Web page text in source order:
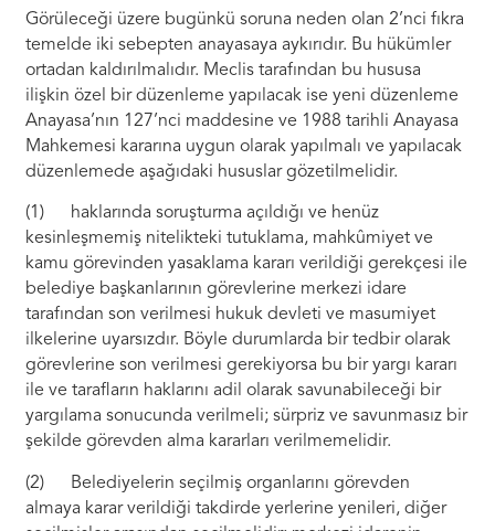
Görüleceği üzere bugünkü soruna neden olan 2’nci fıkra
temelde iki sebepten anayasaya aykırıdır. Bu hükümler
ortadan kaldırılmalıdır. Meclis tarafından bu hususa
ilişkin özel bir düzenleme yapılacak ise yeni düzenleme
Anayasa’nın 127’nci maddesine ve 1988 tarihli Anayasa
Mahkemesi kararına uygun olarak yapılmalı ve yapılacak
düzenlemede aşağıdaki hususlar gözetilmelidir.
(1) haklarında soruşturma açıldığı ve henüz
kesinleşmemiş nitelikteki tutuklama, mahkûmiyet ve
kamu görevinden yasaklama kararı verildiği gerekçesi ile
belediye başkanlarının görevlerine merkezi idare
tarafından son verilmesi hukuk devleti ve masumiyet
ilkelerine uyarsızdır. Böyle durumlarda bir tedbir olarak
görevlerine son verilmesi gerekiyorsa bu bir yargı kararı
ile ve tarafların haklarını adil olarak savunabileceği bir
yargılama sonucunda verilmeli; sürpriz ve savunmasız bir
şekilde görevden alma kararları verilmemelidir.
(2) Belediyelerin seçilmiş organlarını görevden
almaya karar verildiği takdirde yerlerine yenileri, diğer